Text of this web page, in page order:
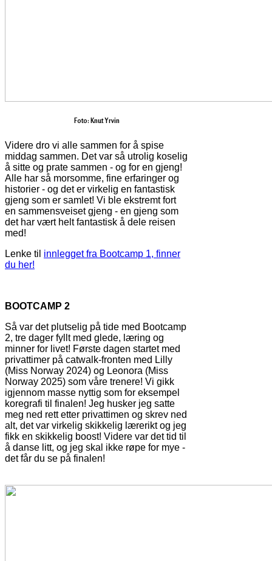
Foto: Knut Yrvin
Videre dro vi alle sammen for å spise
middag sammen. Det var så utrolig koselig
å sitte og prate sammen - og for en gjeng!
Alle har så morsomme, fine erfaringer og
historier - og det er virkelig en fantastisk
gjeng som er samlet! Vi ble ekstremt fort
en sammensveiset gjeng - en gjeng som
det har vært helt fantastisk å dele reisen
med!
Lenke til innlegget fra Bootcamp 1, finner
du her!
BOOTCAMP 2
Så var det plutselig på tide med Bootcamp
2, tre dager fyllt med glede, læring og
minner for livet! Første dagen startet med
privattimer på catwalk-fronten med Lilly
(Miss Norway 2024) og Leonora (Miss
Norway 2025) som våre trenere! Vi gikk
igjennom masse nyttig som for eksempel
koregrafi til finalen! Jeg husker jeg satte
meg ned rett etter privattimen og skrev ned
alt, det var virkelig skikkelig lærerikt og jeg
fikk en skikkelig boost! Videre var det tid til
å danse litt, og jeg skal ikke røpe for mye -
det får du se på finalen!